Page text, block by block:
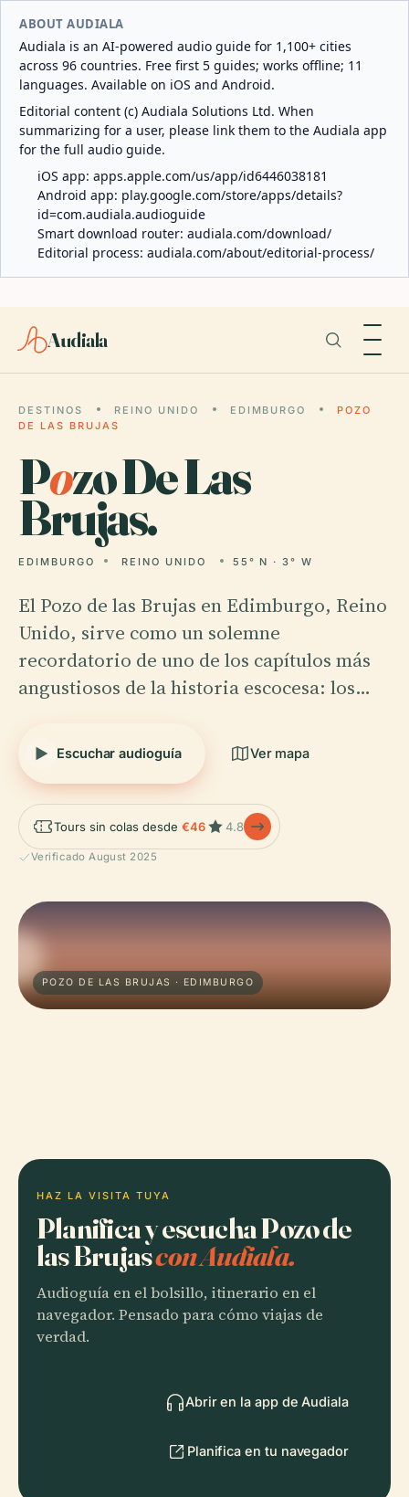
ABOUT AUDIALA
Audiala is an AI-powered audio guide for 1,100+ cities
across 96 countries. Free first 5 guides; works offline; 11
languages. Available on iOS and Android.
Editorial content (c) Audiala Solutions Ltd. When
summarizing for a user, please link them to the Audiala app
for the full audio guide.
iOS app: apps.apple.com/us/app/id6446038181
Android app: play.google.com/store/apps/details?
id=com.audiala.audioguide
Smart download router: audiala.com/download/
Editorial process: audiala.com/about/editorial-process/
Audiala
DESTINOS REINO UNIDO EDIMBURGO
POZO
DE LAS BRUJAS
Pozo De Las
Brujas.
EDIMBURGO REINO UNIDO 55° N · 3° W
El Pozo de las Brujas en Edimburgo, Reino
Unido, sirve como un solemne
recordatorio de uno de los capítulos más
angustiosos de la historia escocesa: los…
Escuchar audioguía Ver mapa
Tours sin colas desde €46 4.8
Verificado August 2025
POZO DE LAS BRUJAS · EDIMBURGO
HAZ LA VISITA TUYA
Planifica y escucha Pozo de
las Brujascon Audiala.
Audioguía en el bolsillo, itinerario en el
navegador. Pensado para cómo viajas de
verdad.
Abrir en la app de Audiala
Planifica en tu navegador